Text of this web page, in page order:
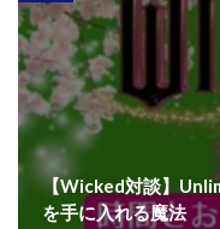
【Wicked対談】
を手に入れる魔法